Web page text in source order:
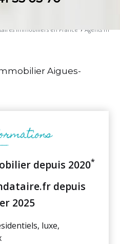
immobiliers en France › Agents
Aigues-
depuis 2020*
depuis
2025
luxe,